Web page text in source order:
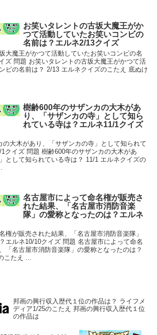
お笑いタレントの古坂大魔王がか
つて活動していたお笑いコンビの
名前は？エルネ2/13クイズ
大魔王がかつて活動していたお笑いコンビの名
ズ 問題 お笑いタレントの古坂大魔王がかつて活
ビの名前は？ 2/13 エルネクイズのこたえ 底ぬけ
樹齢600年のサザンカの大木があ
り、「サザンカの寺」として知ら
れている寺は？エルネ11/1クイズ
の大木があり、「サザンカの寺」として知られて
クイズ 問題 樹齢600年のサザンカの大木があ
として知られている寺は？ 11/1 エルネクイズの
名古屋市によって命名権が販売さ
れた結果、「名古屋市消防音楽
隊」の愛称となったのは？エルネ
権が販売された結果、「名古屋市消防音楽隊」
エルネ10/10クイズ 問題 名古屋市によって命名
「名古屋市消防音楽隊」の愛称となったのは？
こたえ ...
邦画の興行収入歴代１位の作品は？ ライフメ
ディア1/25のこたえ 邦画の興行収入歴代１位
の作品は